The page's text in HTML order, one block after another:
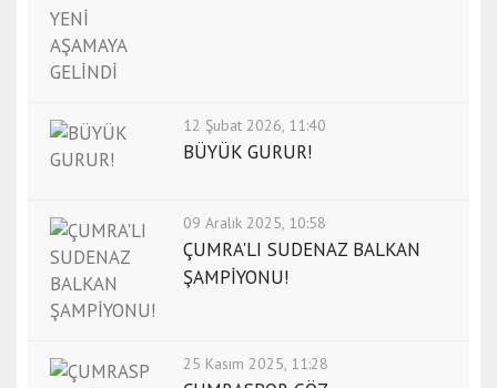
12 Şubat 2026, 11:40
BÜYÜK GURUR!
09 Aralık 2025, 10:58
ÇUMRA'LI SUDENAZ BALKAN
ŞAMPİYONU!
25 Kasım 2025, 11:28